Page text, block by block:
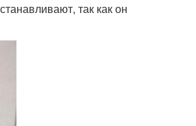
так как он